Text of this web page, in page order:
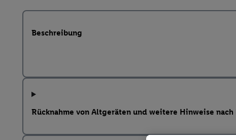
Beschreibung
Rücknahme von Altgeräten und weitere Hinweise